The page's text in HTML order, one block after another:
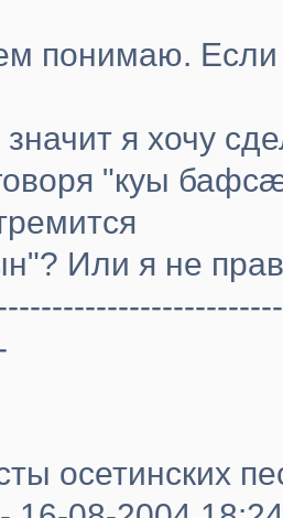
понимаю.
я хочу
"куы
Или я не
осетинских